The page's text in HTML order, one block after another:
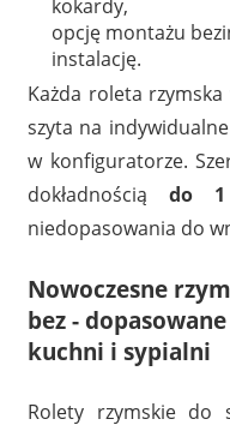
kokardy,
opcję montażu
instalację.
Każda roleta
szyta na
w konfiguratorze.
dokładnością do
niedopasowania do
Nowoczesne
bez -
kuchni i sypialni
Rolety rzymskie do